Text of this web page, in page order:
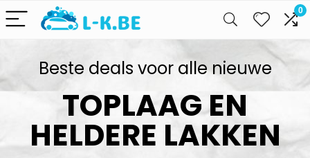
0
Beste deals voor alle nieuwe
TOPLAAG EN
HELDERE LAKKEN